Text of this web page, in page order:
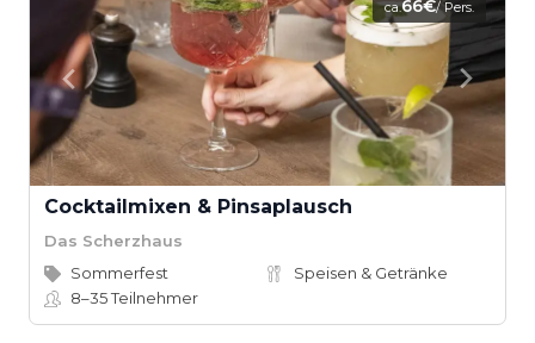
ca.66€/ Pers.
Cocktailmixen & Pinsaplausch
Das Scherzhaus
Sommerfest
Speisen & Getränke
8–35Teilnehmer